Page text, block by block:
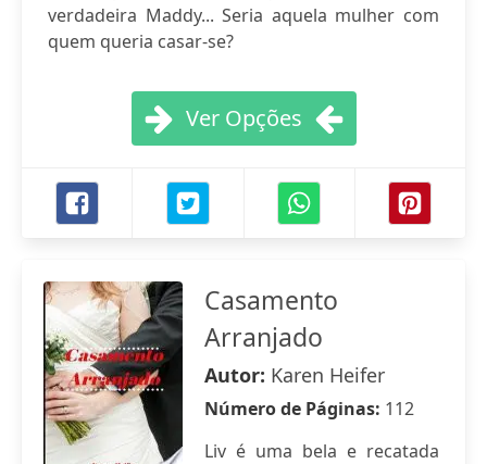
verdadeira Maddy... Seria aquela mulher com
quem queria casar-se?
Ver Opções
Casamento
Arranjado
Autor: Karen Heifer
Número de Páginas: 112
Liv é uma bela e recatada